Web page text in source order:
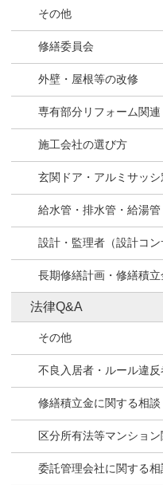
その他
修繕委員会
外壁・屋根等の改修
専有部分リフォーム関連
施工会社の選び方
玄関ドア・アルミサッ
給水管・排水管・給湯
設計・監理者（設計コ
長期修繕計画・修繕積立
法律Q&A
その他
不良入居者・ルール違
修繕積立金に関する相談
区分所有法等マンショ
委託管理会社に関する相